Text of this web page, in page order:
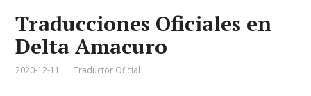
Traducciones Oficiales en
Delta Amacuro
2020-12-11 Traductor Oficial